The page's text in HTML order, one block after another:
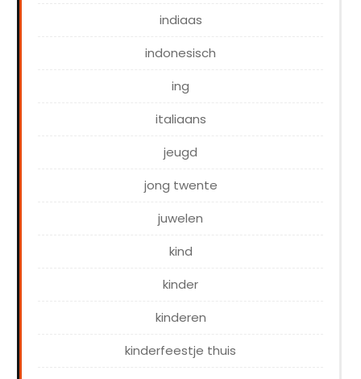
indiaas
indonesisch
ing
italiaans
jeugd
jong twente
juwelen
kind
kinder
kinderen
kinderfeestje thuis